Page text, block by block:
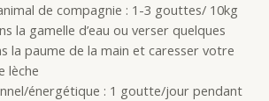
de compagnie : 1-3 gouttes/ 10kg
la gamelle d’eau ou verser quelques
la paume de la main et caresser votre
lèche
énergétique : 1 goutte/jour pendant